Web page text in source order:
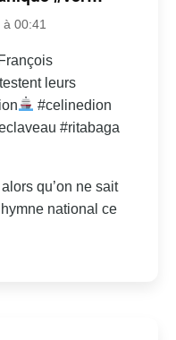
00:41
leurs
#celinedion
#ritabaga
qu’on ne sait
national ce